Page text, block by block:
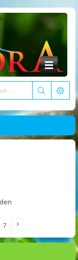
7